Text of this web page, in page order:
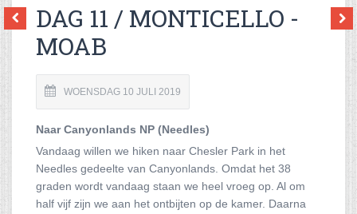
DAG 11 / MONTICELLO -
MOAB
WOENSDAG 10 JULI 2019
Naar Canyonlands NP (Needles)
Vandaag willen we hiken naar Chesler Park in het
Needles gedeelte van Canyonlands. Omdat het 38
graden wordt vandaag staan we heel vroeg op. Al om
half vijf zijn we aan het ontbijten op de kamer. Daarna